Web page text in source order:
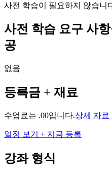
사전 학습이 필요하지 않습니
사전 학습 요구 사
공
없음
등록금 + 재료
수업료는 .00입니다.상세 자료
일정 보기 + 지금 등록
강좌 형식